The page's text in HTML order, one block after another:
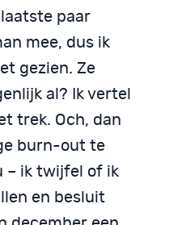
paar
mee, dus ik
gezien. Ze
al? Ik vertel
trek. Och, dan
burn-out te
– ik twijfel of ik
en besluit